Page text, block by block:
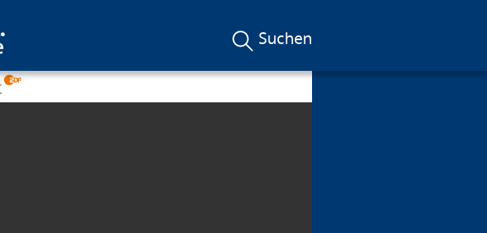
Suchen